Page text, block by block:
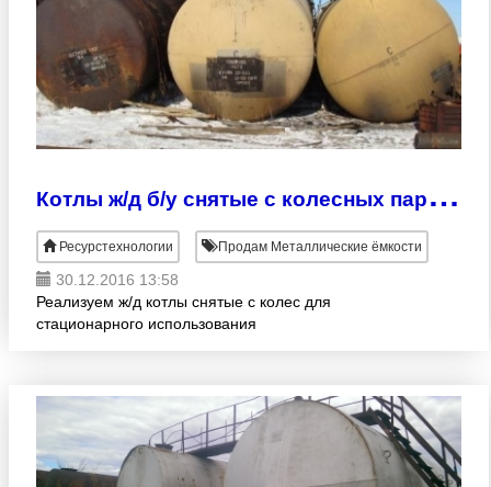
К
отлы ж/д б/у снятые с колесных пар от 38 до 160м3
Ресурстехнологии Продам Металлические ёмкости
30.12.2016 13:58
Реализуем ж/д котлы снятые с колес для
стационарного использования